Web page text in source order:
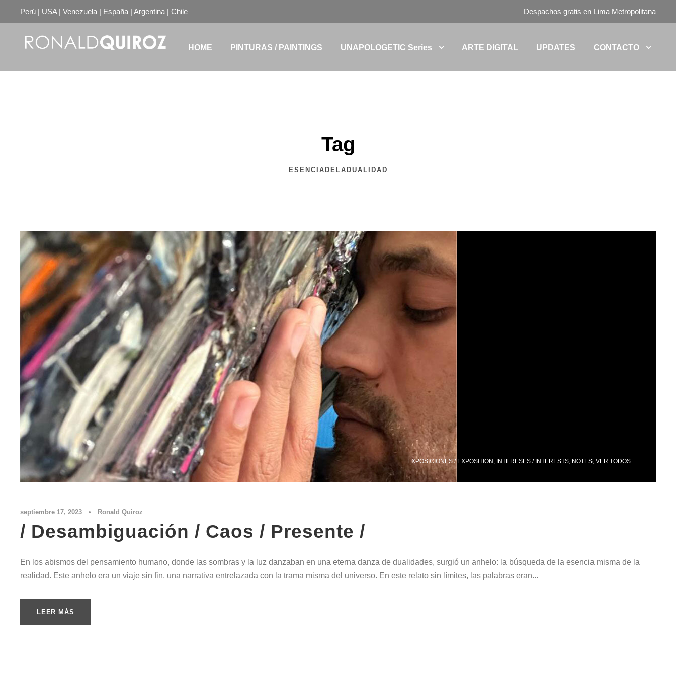
Perú | USA | Venezuela | España | Argentina | Chile Despachos gratis en Lima Metropolitana
HOME PINTURAS / PAINTINGS UNAPOLOGETIC Series ARTE DIGITAL UPDATES CONTACTO
Tag
ESENCIADELADUALIDAD
EXPOSICIONES / EXPOSITION , INTERESES / INTERESTS, NOTES, VER TODOS
septiembre 17, 2023 • Ronald Quiroz
/ Desambiguación / Caos / Presente /
En los abismos del pensamiento humano, donde las sombras y la luz danzaban en una eterna danza de dualidades, surgió un anhelo: la búsqueda de la esencia misma de la
realidad. Este anhelo era un viaje sin fin, una narrativa entrelazada con la trama misma del universo. En este relato sin límites, las palabras eran...
LEER MÁS